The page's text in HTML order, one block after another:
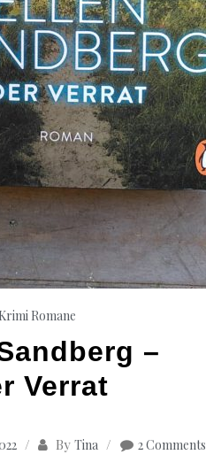
Krimi Romane
–
Verrat
ByTina 2 Comments